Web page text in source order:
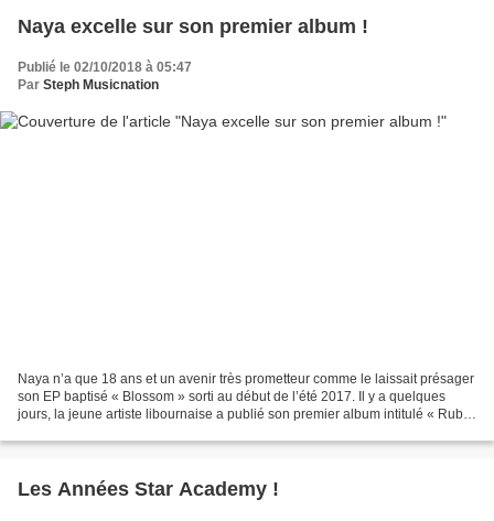
Naya excelle sur son premier album !
Publié le 02/10/2018 à 05:47
Par Steph Musicnation
Naya n’a que 18 ans et un avenir très prometteur comme le laissait présager
son EP baptisé « Blossom » sorti au début de l’été 2017. Il y a quelques
jours, la jeune artiste libournaise a publié son premier album intitulé « Ruby
Les Années Star Academy !